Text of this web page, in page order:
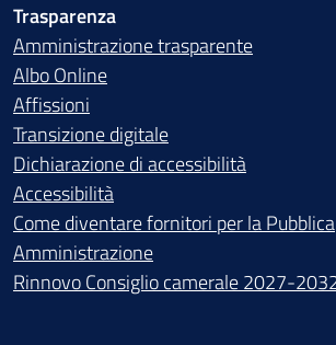
Trasparenza
Amministrazione trasparente
Albo Online
Affissioni
Transizione digitale
Dichiarazione di accessibilità
Accessibilità
Come diventare fornitori per la Pubblica
Amministrazione
Rinnovo Consiglio camerale 2027-